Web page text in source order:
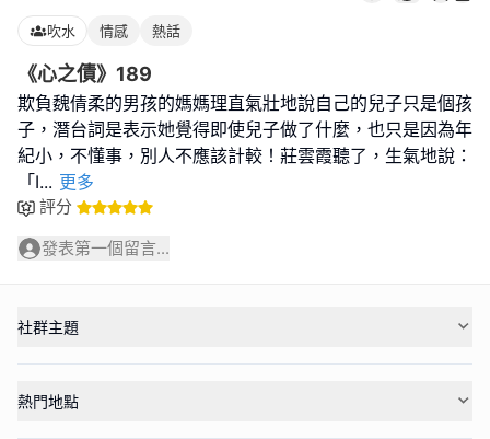
吹水 情感 熱話
《心之債》189
欺負魏倩柔的男孩的媽媽理直氣壯地說自己的兒子只是個孩
子，潛台詞是表示她覺得即使兒子做了什麼，也只是因為年
紀小，不懂事，別人不應該計較！莊雲霞聽了，生氣地說：
「I... 更多
評分
發表第一個留言...
社群主題
熱門地點